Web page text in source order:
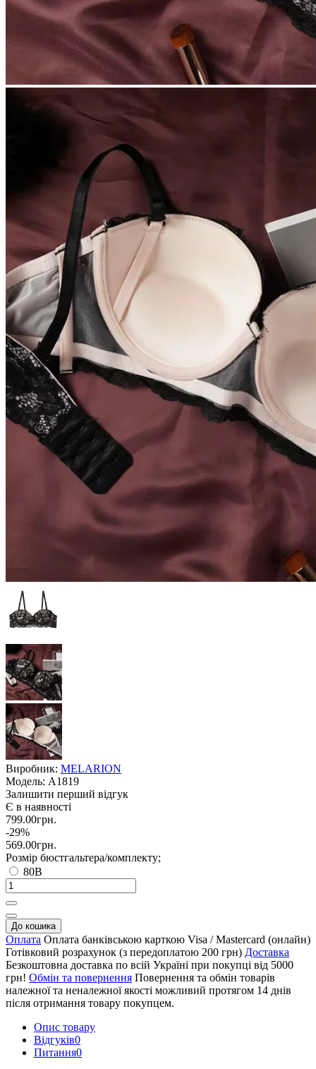
Виробник: MELARION
Модель: A1819
Залишити перший відгук
Є в наявності
799.00грн.
-29%
569.00грн.
Розмір бюстгальтера/комплекту;
80B
До кошика
Оплата Оплата банківською карткою Visa / Mastercard (онлайн)
Готівковий розрахунок (з передоплатою 200 грн) Доставка
Безкоштовна доставка по всій Україні при покупці від 5000
грн! Обмін та повернення Повернення та обмін товарів
належної та неналежної якості можливий протягом 14 днів
після отримання товару покупцем.
Опис товару
Відгуків0
Питання0